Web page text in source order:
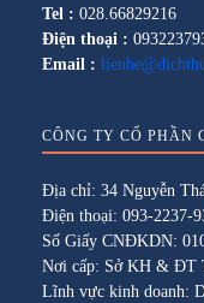
Tel : 028.66829216
Điện thoại :
Email :
CÔNG TY CỔ PHẦN
Địa chỉ: 34 Nguyễn
Điện thoại: 093-2237-
Số Giấy CNĐKDN:
Nơi cấp: Sở KH & ĐT
Lĩnh vực kinh doanh: